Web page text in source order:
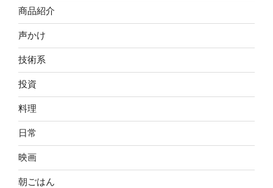
商品紹介
声かけ
技術系
投資
料理
日常
映画
朝ごはん